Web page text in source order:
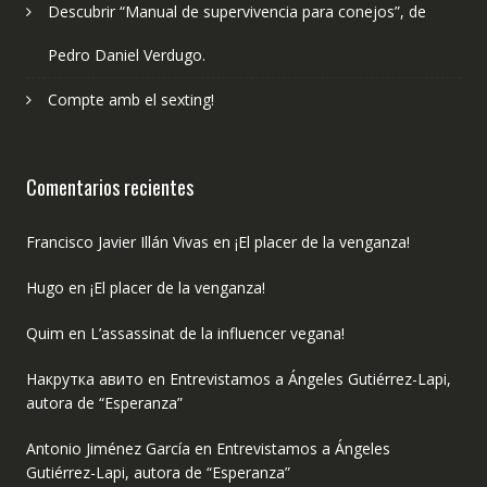
Descubrir “Manual de supervivencia para conejos”, de
Pedro Daniel Verdugo.
Compte amb el sexting!
Comentarios recientes
Francisco Javier Illán Vivas en ¡El placer de la venganza!
Hugo en ¡El placer de la venganza!
Quim en L’assassinat de la influencer vegana!
Накрутка авито en Entrevistamos a Ángeles Gutiérrez-Lapi,
autora de “Esperanza”
Antonio Jiménez García en Entrevistamos a Ángeles
Gutiérrez-Lapi, autora de “Esperanza”